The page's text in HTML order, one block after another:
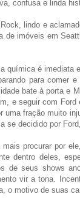
confusa e linda
lindo e
de imóveis em
química é imediata
para comer
bate à porta e
e seguir com
uma fração muito
se decidido por
procurar por
dentro deles,
de seus shows
vir a tona.
o motivo de suas